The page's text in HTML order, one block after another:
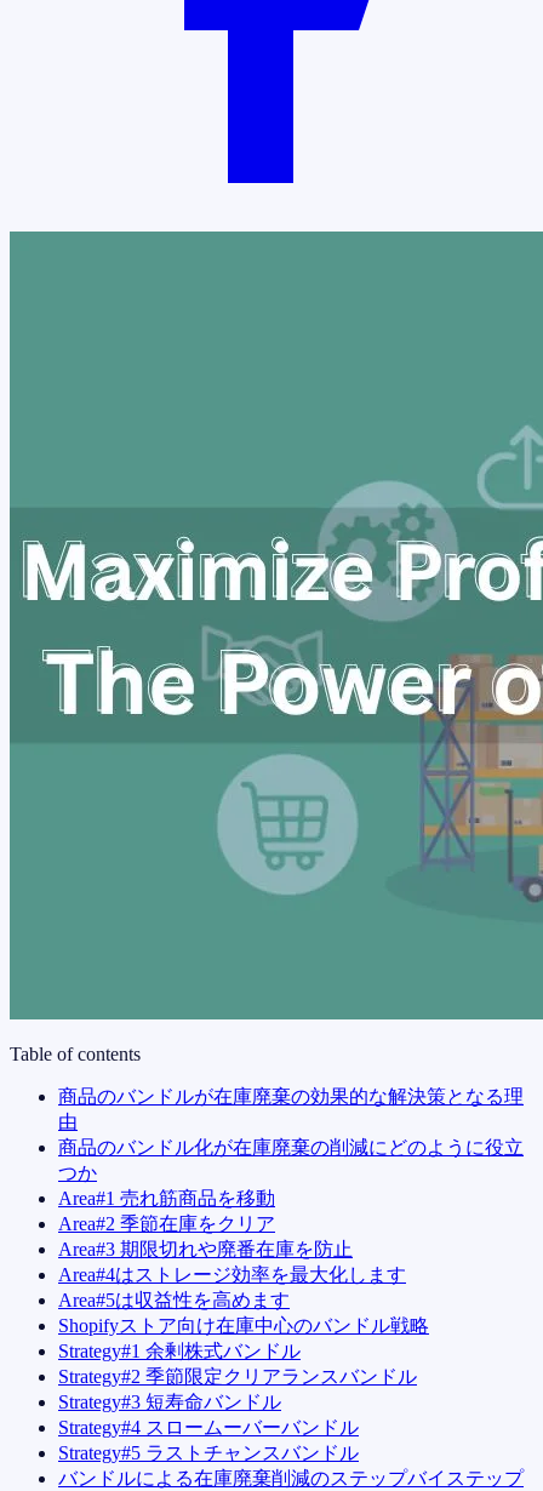
Table of contents
商品のバンドルが在庫廃棄の効果的な解決策となる理
由
商品のバンドル化が在庫廃棄の削減にどのように役立
つか
Area#1 売れ筋商品を移動
Area#2 季節在庫をクリア
Area#3 期限切れや廃番在庫を防止
Area#4はストレージ効率を最大化します
Area#5は収益性を高めます
Shopifyストア向け在庫中心のバンドル戦略
Strategy#1 余剰株式バンドル
Strategy#2 季節限定クリアランスバンドル
Strategy#3 短寿命バンドル
Strategy#4 スロームーバーバンドル
Strategy#5 ラストチャンスバンドル
バンドルによる在庫廃棄削減のステップバイステップ